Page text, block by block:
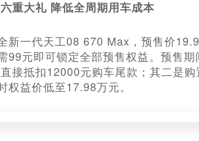
重大礼 降低全周期用车成本
一代天工08 670 Max，预售价
99元即可锁定全部预售权益。预售
接抵扣12000元购车尾款；其二是
益价低至17.98万元。